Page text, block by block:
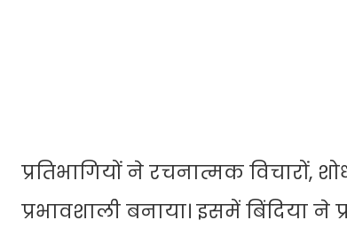
प्रतिभागियों ने रचनात्मक विचारों,
प्रभावशाली बनाया। इसमें बिंदिया ने